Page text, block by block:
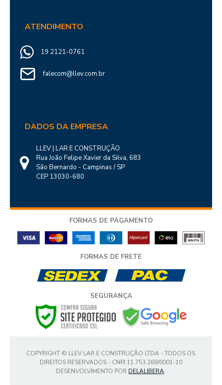
ATENDIMENTO
19 2121-0761
falecom@llev.com.br
DADOS DA EMPRESA
LLEV | LAR E CONSTRUÇÃO
Rua João Felipe Xavier da Silva, 683
São Bernardo - Campinas / SP
CEP 13030-680
FORMAS DE PAGAMENTO
FORMAS DE FRETE
SEGURANÇA
COPYRIGHT © LLEV LAR E CONSTRUÇÃO LTDA - TODOS OS
DIREITOS RESERVADOS - CNPJ 11.753.268/0001-10
DESENVOLVIMENTO POR DELALIBERA.